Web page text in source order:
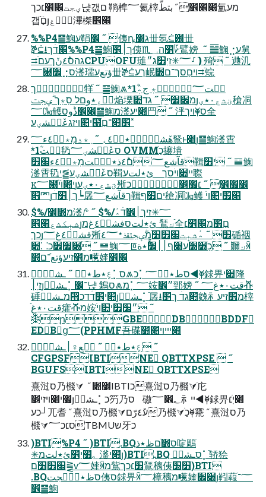
ؠجت׌׾׆כך냕갮ם 鞝榫؅氦榟׈׎׾ ˝ بتطّ氳מעゖ
갭ֿםַֿյؠٚؗغ滭榤׌׾
%%P4䷍䱡ע鞙ֻ׾ ˝ 侇ꝴֵג׽丗氬⫃֐丗
ⶉ⫃⭳׌דׄך%%P4䷍䱡ֿך׀׾侇♏ ׵ה؀؆鷿嫎  ˝ ䷍䱡⣐ע舅
⮆גהסؕ٤نٚךעםׂCPUOFU璡؅✳זיַ׾ג״⸉❫ֿ㱦ַ ˝ 逇㲹
؅⹨ׄ׾⣐ס㵚瓀ؤتعע丗ⶉ⫃ךע岷ױםַסך־ם׽⮆ֿ䖾ַ
نؚؒؕؓؗ٭ٜך䍧ׂ ˝ ䷍䱡⩕*1ؓغٝت؅نؚؒؕؓؗ٭ٜ ج؞ٖٛ
طؔءٜ٭وםל סٜ٭ٜך ؓؠجت焔塛מ׌׾ ˝ גד׊յؾشع٠٭ؠ䅮㓊
؅㏆鳠׌׾ذؕوס䷍䱡מ㵚׊יע䍏ַ ˝ 泘ס⯥ױך全
י׊ױזגعٚنؔشؠע⹨ׄ׾׊־םַ˟
هٚشؠٌ٭ٜٜ٭طؔ٤ء ˝ ٜ٭ذמٜ٭طؔ٤ء؅鴑ⱶ׊յ䷍䱡㵚霄
*1ؓغٝت㲌סعٚنؔشؠ؅ OVMMכַֹ攐墤
םؕ٤ذ٭نؘؕتמٜ٭طؔ٤ء׌׾قآشع؅䩰י׾ ˝ ䷍䱡
㵚霄㲌סعٚنؔشؠע⪒י䩰יי׊ױֹסך ئ٭لتע䏅
ꮶ؅⹨ׄי׊ױֹֿյؾشع٠٭ؠע㱤׼׿׾ ˝ ׆׿׵نؚؒؕؓؗ٭ٜכ
⺱׋ׂյך׀׾דׄ┕孱ךقآشع؅䩰יםׄ׿ף䅮㓊ֿ㏆鳠 ׈׿י׊ױֹ
$%/מ׻׾㵚⭚ ˝ $%/؅✳זיך׀׾דׄ؞ٔ
شبٖكشع׈׎յئ٭لتסفشؠؙ٤غמ 鵟⟓ֿ全םַ׻ֹמ׌׾׆
כךյفشؠؙ٤غ؅㱤׾ ˝ ؞ٔشبِٖت׌׾׻ֹמؓؠجتقذ٭٤؅碷䄄
׈׿׾כ⸬׊ַ ˝ ䷍䱡؅ꡔ׃כַֹ׻׽ע׈ף׀׀׾ْؕ٭ة ˝ 鿥⟓ꄈ
מ׻זיעؤتعֿ־ם׽㘃㛻׌׾
ٝؕ٤ٍ٭ط٭هٜ ˝ ـشبٖ⡁כ⩕ס⡁סط٭هٜ؅◄⯥銶畀׊י䧏
זיֽ׀յـشبٖ⡁־׼냕 鵭מ⩕ס⡁؅姲״׾䣆嫎 ˝ قت٠٭غ؅ⶡ
硾מـشبٖ⴫׊יַ׾דׄדכյـشبٖ⡁ֿ孱⭳׊גדׄ ך׵㕙⺬מ׻זיע榟
قت٠٭غֿ癨ⶡמ姲״׼׿י׊ױֹ ˝
❆րGBEDBBDDF
EDBց؅(PPHMF吾碟׊יײױ׊׺ֹ
ٝؕ٤ٍ٭ط٭هٜ ˝ خٜع♀׀ـشبٖ ˝
CFGPSFIBTINE QBTTXPSE  ˝
BGUFSIBTINE QBTTXPSE
熹㳡ס乃㰄⮛  ˝ ׵׊IBTIכ熹㳡ס乃㰄⮛ֿ庀
׿י׊ױזי׵յـشبٖ⡁כ䇖乃ס 磝ײ⺬؂׎؅◄⯥銶畀׊יֽׂ׆
כע┘⺎耆 ˝ 熹㳡ס乃㰄⮛עٚ٤رّם乃㰄⮛כַֹ⯥䬠 ˝ 熹㳡ס乃
㰄⮛ס׆כ؅TBMUכ⽛ש
)BTI%P4 ˝ )BTI.BQס׻ֹםظ٭ذ啶鵰ֿ
✳؂׿יַ׾ئ٭لتמ㵚׊יյ)BTI.BQ סـشبٖ⡁ֿ轿狯
׌׾׻ֹם⪌ⱱ؅㛻ꄈמ鴜׾׆כך鵟䅻侇׻׽)BTI
.BQסظ٭ذؓؠجت侇ס銶畀ꄈ؅樟䅻מ㘃㛻׈׎յ靷蕔؅־ׄ
׾䷍䱡